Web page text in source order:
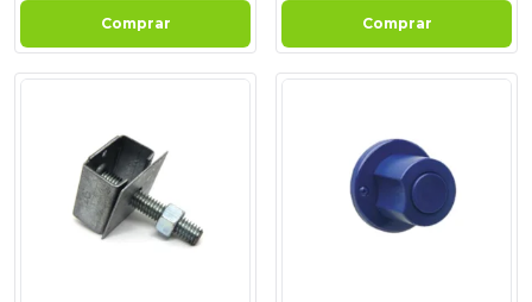
Comprar Comprar